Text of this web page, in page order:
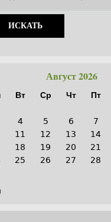
Август 2026
Вт Ср Чт Пт
4
5 6 7
11 12 13 14
18 19 20 21
25 26 27 28